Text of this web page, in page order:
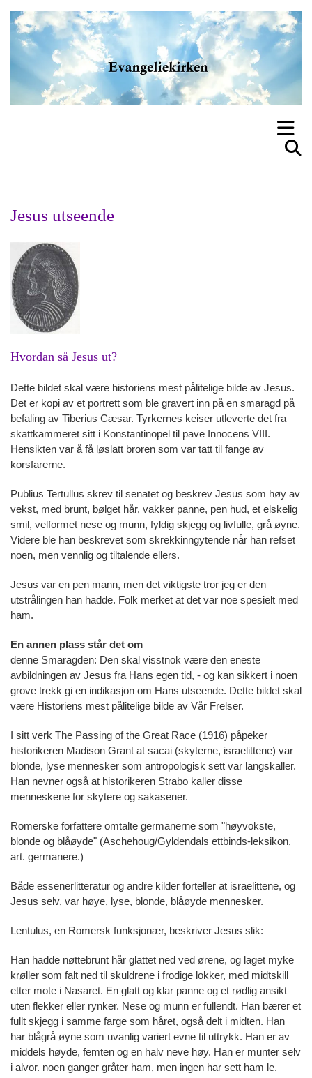
Jesus utseende
Hvordan så Jesus ut?
Dette bildet skal være historiens mest pålitelige bilde av Jesus.
Det er kopi av et portrett som ble gravert inn på en smaragd på
befaling av Tiberius Cæsar. Tyrkernes keiser utleverte det fra
skattkammeret sitt i Konstantinopel til pave Innocens VIII.
Hensikten var å få løslatt broren som var tatt til fange av
korsfarerne.
Publius Tertullus skrev til senatet og beskrev Jesus som høy av
vekst, med brunt, bølget hår, vakker panne, pen hud, et elskelig
smil, velformet nese og munn, fyldig skjegg og livfulle, grå øyne.
Videre ble han beskrevet som skrekkinngytende når han refset
noen, men vennlig og tiltalende ellers.
Jesus var en pen mann, men det viktigste tror jeg er den
utstrålingen han hadde. Folk merket at det var noe spesielt med
ham.
En annen plass står det om
denne Smaragden: Den skal visstnok være den eneste
avbildningen av Jesus fra Hans egen tid, - og kan sikkert i noen
grove trekk gi en indikasjon om Hans utseende. Dette bildet skal
være Historiens mest pålitelige bilde av Vår Frelser.
I sitt verk The Passing of the Great Race (1916) påpeker
historikeren Madison Grant at sacai (skyterne, israelittene) var
blonde, lyse mennesker som antropologisk sett var langskaller.
Han nevner også at historikeren Strabo kaller disse
menneskene for skytere og sakasener.
Romerske forfattere omtalte germanerne som "høyvokste,
blonde og blåøyde" (Aschehoug/Gyldendals ettbinds-leksikon,
art. germanere.)
Både essenerlitteratur og andre kilder forteller at israelittene, og
Jesus selv, var høye, lyse, blonde, blåøyde mennesker.
Lentulus, en Romersk funksjonær, beskriver Jesus slik:
Han hadde nøttebrunt hår glattet ned ved ørene, og laget myke
krøller som falt ned til skuldrene i frodige lokker, med midtskill
etter mote i Nasaret. En glatt og klar panne og et rødlig ansikt
uten flekker eller rynker. Nese og munn er fullendt. Han bærer et
fullt skjegg i samme farge som håret, også delt i midten. Han
har blågrå øyne som uvanlig variert evne til uttrykk. Han er av
middels høyde, femten og en halv neve høy. Han er munter selv
i alvor. noen ganger gråter ham, men ingen har sett ham le.